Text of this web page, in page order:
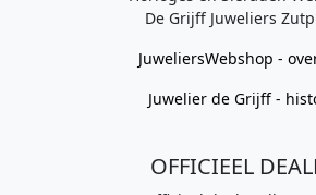
De Grijff Juweliers
JuweliersWebshop -
Juwelier de Grijff -
OFFICIEEL